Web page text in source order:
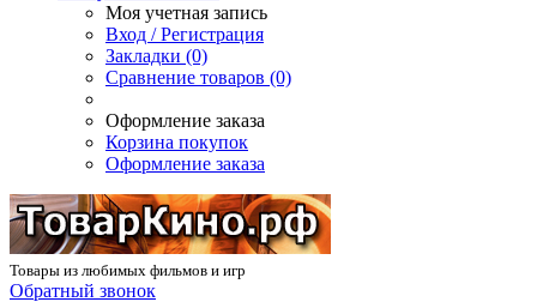
Моя учетная запись
Вход / Регистрация
Закладки (0)
Сравнение товаров (0)
Оформление заказа
Корзина покупок
Оформление заказа
Товары из любимых фильмов и игр
Обратный звонок